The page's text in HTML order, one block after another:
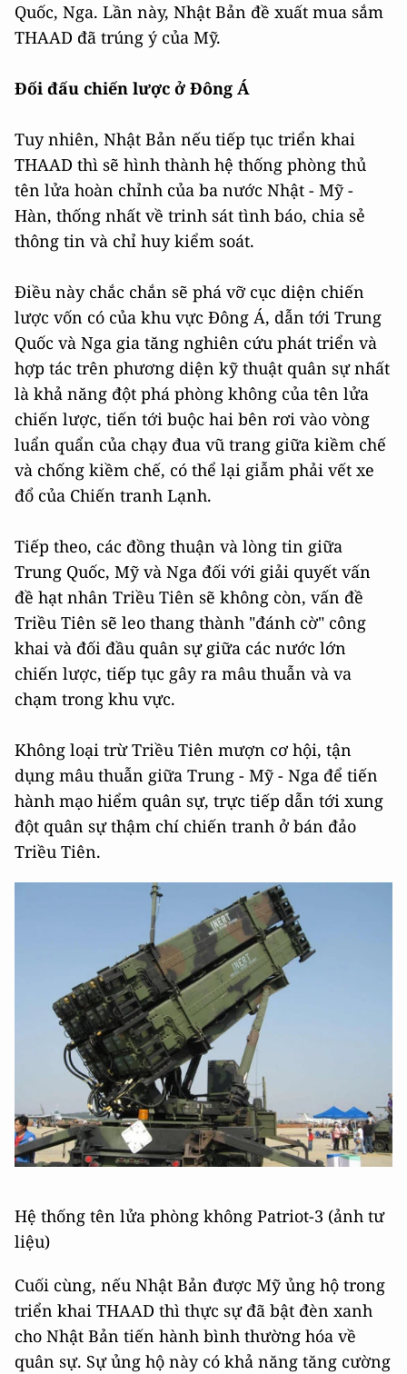
Quốc, Nga. Lần này, Nhật Bản đề xuất mua sắm
THAAD đã trúng ý của Mỹ.
Đối đấu chiến lược ở Đông Á
Tuy nhiên, Nhật Bản nếu tiếp tục triển khai
THAAD thì sẽ hình thành hệ thống phòng thủ
tên lửa hoàn chỉnh của ba nước Nhật - Mỹ -
Hàn, thống nhất về trinh sát tình báo, chia sẻ
thông tin và chỉ huy kiểm soát.
Điều này chắc chắn sẽ phá vỡ cục diện chiến
lược vốn có của khu vực Đông Á, dẫn tới Trung
Quốc và Nga gia tăng nghiên cứu phát triển và
hợp tác trên phương diện kỹ thuật quân sự nhất
là khả năng đột phá phòng không của tên lửa
chiến lược, tiến tới buộc hai bên rơi vào vòng
luẩn quẩn của chạy đua vũ trang giữa kiềm chế
và chống kiềm chế, có thể lại giẫm phải vết xe
đổ của Chiến tranh Lạnh.
Tiếp theo, các đồng thuận và lòng tin giữa
Trung Quốc, Mỹ và Nga đối với giải quyết vấn
đề hạt nhân Triều Tiên sẽ không còn, vấn đề
Triều Tiên sẽ leo thang thành "đánh cờ" công
khai và đối đầu quân sự giữa các nước lớn
chiến lược, tiếp tục gây ra mâu thuẫn và va
chạm trong khu vực.
Không loại trừ Triều Tiên mượn cơ hội, tận
dụng mâu thuẫn giữa Trung - Mỹ - Nga để tiến
hành mạo hiểm quân sự, trực tiếp dẫn tới xung
đột quân sự thậm chí chiến tranh ở bán đảo
Triều Tiên.
Hệ thống tên lửa phòng không Patriot-3 (ảnh tư
liệu)
Cuối cùng, nếu Nhật Bản được Mỹ ủng hộ trong
triển khai THAAD thì thực sự đã bật đèn xanh
cho Nhật Bản tiến hành bình thường hóa về
quân sự. Sự ủng hộ này có khả năng tăng cường